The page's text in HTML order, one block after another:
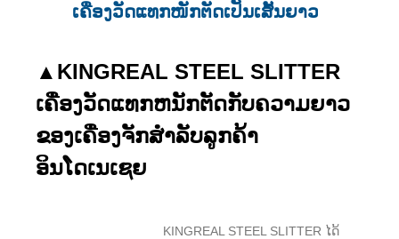
ເຄື່ອງວັດແທກໜັກຕັດເປັນເສັ້ນຍາວ
▲ KINGREAL STEEL SLITTER
ເຄື່ອງວັດແທກຫນັກຕັດກັບຄວາມຍາວ
ຂອງເຄື່ອງຈັກສໍາລັບລູກຄ້າ
ອິນໂດເນເຊຍ
KINGREAL STEEL SLITTER ໄດ້